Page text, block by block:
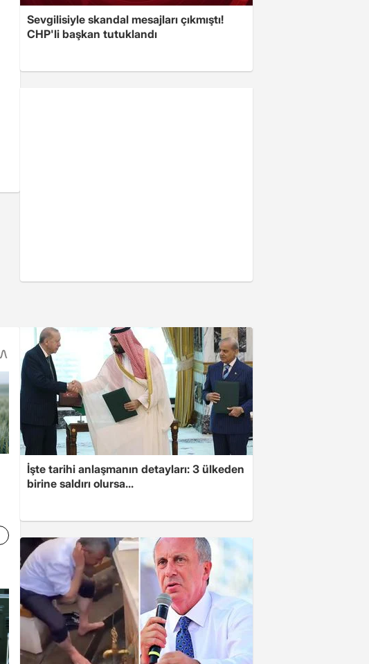
Sevgilisiyle skandal mesajları çıkmıştı!
CHP'li başkan tutuklandı
İşte tarihi anlaşmanın detayları: 3 ülkeden
birine saldırı olursa...